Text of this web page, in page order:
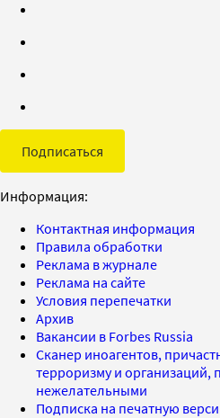
Подписаться
Информация:
Контактная информация
Правила обработки
Реклама в журнале
Реклама на сайте
Условия перепечатки
Архив
Вакансии в Forbes Russia
Сканер иноагентов,
терроризму и организаций,
нежелательными
Подписка на печатную